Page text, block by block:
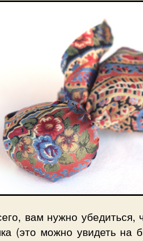
вам нужно убедиться,
(это можно увидеть на